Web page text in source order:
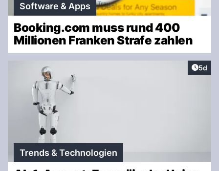
Software & Apps
Booking.com muss rund 400
Millionen Franken Strafe zahlen
5d
Trends & Technologien